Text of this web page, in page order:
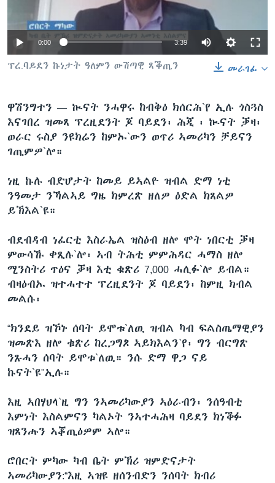
ቂሔ ጽልሚ
ቋንቋታት
0:00 3:39
መራገፊ
ፕረ.ባይደን ኩነታት ዓለምን ውሽጣዊ ጸቕጢን
ዋሽንግተን — ኲናት ንሓዋሩ ከብቅዕ ክሰርሕ`የ ኢሉ ጎስጓስ
እናገበረ ዝመጸ ፕረዚደንት ጆ ባይደን፡ ሕጂ ፡ ኲናት ቓዛ፡
ወራር ሩስያ ንዩክሬን ከምኡ`ውን ወጥሪ ኣመሪካን ቻይናን
ገጢምዎ`ሎ።
ነዚ ኩሉ ብድሆታት ከመይ ይኣልዮ ዝብል ድማ ነቲ
ንዓመታ ንኻልኣይ ግዜ ክምረጽ ዘለዎ ዕድል ክጸልዎ
ይኽእል`ዩ።
ብደብዳብ ነፈርቲ እስራኤል ዝስዕብ ዘሎ ሞት ነበርቲ ቓዛ
ምውሳኹ ቀጺሉ`ሎ፡ ኣብ ትሕቲ ምምሕዳር ሓማስ ዘሎ
ሚንስትሪ ጥዕና ቓዛ እቲ ቁጽሪ 7,000 ሓሊፉ`ሎ ይብል።
ብዛዕብኡ ዝተሓተተ ፕረዚደንት ጆ ባይደን፡ ከምዚ ክብል
መልሱ፡
“ክንደይ ዝኾኑ ሰባት ይሞቱ`ለዉ ዝብል ካብ ፍልስጤማዊያን
ዝመጽእ ዘሎ ቁጽሪ ከረጋግጾ ኣይክእልን`የ፡ ግን ብርግጽ
ንጹሓን ሰባት ይሞቱ`ለዉ። ንሱ ድማ ዋጋ ናይ
ኩናት`ዩ"ኢሉ።
እዚ ኣበሃህላ`ዚ ግን ንኣመሪካውያን ኣዕራብን፡ ንሰዓብቲ
እምነት እስልምናን ካልኦት ንኣተሓሕዛ ባይደን ክነቕፉ
ዝጸንሑን ኣቖጢዕዎም ኣሎ።
ሮበርት ምካው ካብ ቤት ምኽሪ ዝምድናታት
ኣመሪካውያን:“እዚ ኣዝዩ ዘሰንብድን ንሰባት ክብሪ